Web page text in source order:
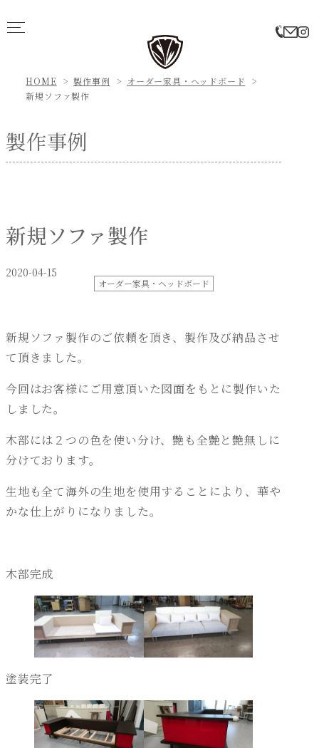
HOME 製作事例
オーダー家具・ヘッドボード
新規ソファ製作
製作事例
新規ソファ製作
2020-04-15
オーダー家具・ヘッドボード
新規ソファ製作のご依頼を頂き、製作及び納品させ
て頂きました。
今回はお客様にご用意頂いた図面をもとに製作いた
しました。
木部には２つの色を使い分け、艶も全艶と艶無しに
分けております。
生地も全て海外の生地を使用することにより、華や
かな仕上がりになりました。
木部完成
塗装完了